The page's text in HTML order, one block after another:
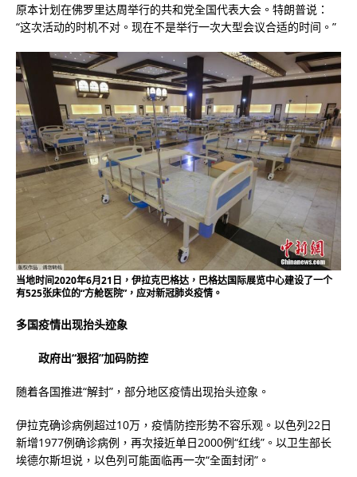
原本计划在佛罗里达周举行的共和党全国代表大会。特朗普说：
“这次活动的时机不对。现在不是举行一次大型会议合适的时间。”
当地时间2020年6月21日，伊拉克巴格达，巴格达国际展览中心建设了一个
有525张床位的“方舱医院”，应对新冠肺炎疫情。
多国疫情出现抬头迹象
政府出“狠招”加码防控
随着各国推进“解封”，部分地区疫情出现抬头迹象。
伊拉克确诊病例超过10万，疫情防控形势不容乐观。以色列22日
新增1977例确诊病例，再次接近单日2000例“红线”。以卫生部长
埃德尔斯坦说，以色列可能面临再一次“全面封闭”。